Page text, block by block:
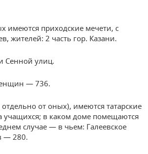
имеются приходские мечети, с
жителей: 2 часть гор. Казани.
Сенной улиц.
— 736.
от оных), имеются татарские
учащихся; в каком доме помещаются
случае — в чьем: Галеевское
— 280.